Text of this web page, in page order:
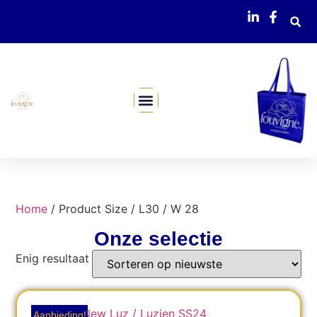
Home / Product Size / L30 / W 28
Onze selectie
Enig resultaat